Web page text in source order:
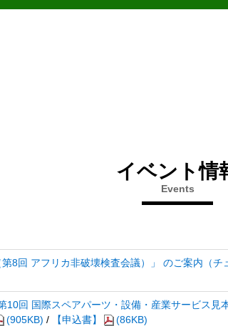
イベント情
Events
第8回 アフリカ非破壊検査会議）」 のご案内（チ
10回 国際スペアパーツ・設備・産業サービス見
(905KB) / 【申込書】 (86KB)